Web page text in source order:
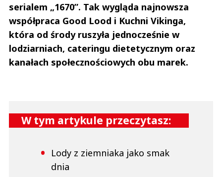
serialem „1670”. Tak wygląda najnowsza
współpraca Good Lood i Kuchni Vikinga,
która od środy ruszyła jednocześnie w
lodziarniach, cateringu dietetycznym oraz
kanałach społecznościowych obu marek.
W tym artykule przeczytasz:
Lody z ziemniaka jako smak
dnia